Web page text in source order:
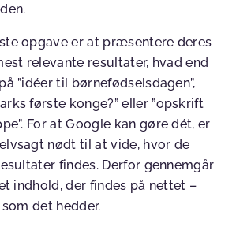
opgave er at præsentere deres
relevante resultater, hvad end
”idéer til børnefødselsdagen”,
første konge?” eller ”opskrift
For at Google kan gøre dét, er
nødt til at vide, hvor de
findes. Derfor gennemgår
indhold, der findes på nettet –
det hedder.